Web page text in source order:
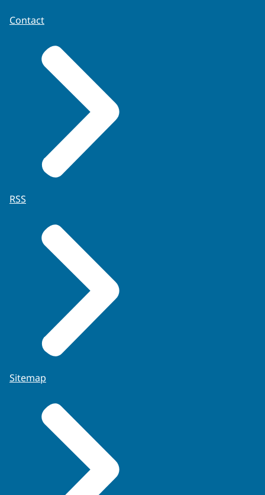
Contact
RSS
Sitemap